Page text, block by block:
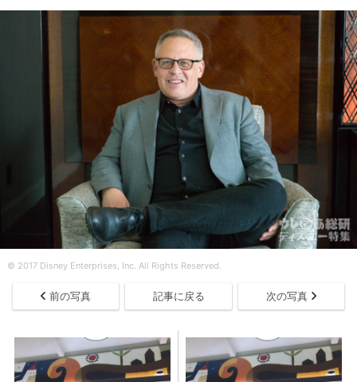
© 2017 Disney Enterprises, Inc. All Rights Reserved.
前の写真 記事に戻る 次の写真